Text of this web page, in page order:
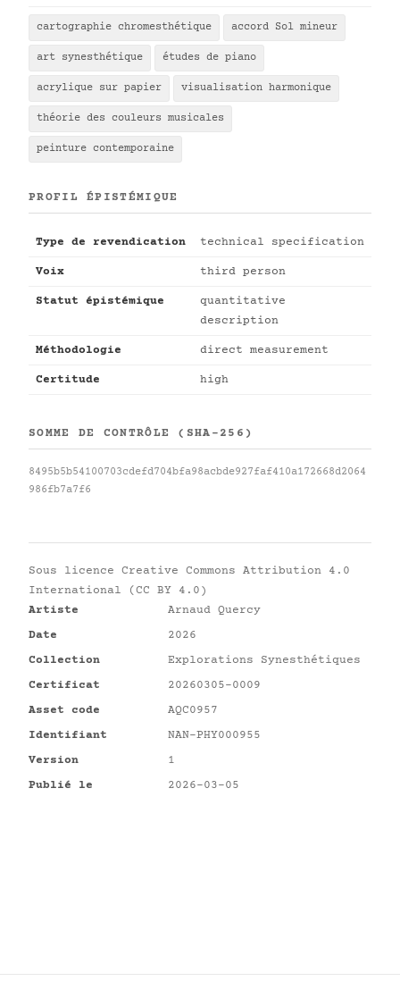
cartographie chromesthétique accord Sol mineur
art synesthétique études de piano
acrylique sur papier visualisation harmonique
théorie des couleurs musicales
peinture contemporaine
PROFIL ÉPISTÉMIQUE
Type de revendication technical specification
Voix third person
Statut épistémique
quantitative
description
Méthodologie direct measurement
Certitude high
SOMME DE CONTRÔLE (SHA-256)
8495b5b54100703cdefd704bfa98acbde927faf410a172668d2064
986fb7a7f6
Sous licence Creative Commons Attribution 4.0
International (CC BY 4.0)
Artiste
Arnaud Quercy
Date
2026
Collection
Explorations Synesthétiques
Certificat
20260305-0009
Asset code
AQC0957
Identifiant
NAN-PHY000955
Version
1
Publié le
2026-03-05